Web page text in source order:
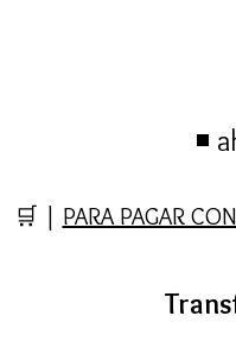
◾
🛒 | PARA PAGAR